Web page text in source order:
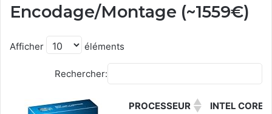
Encodage/Montage (~1559€)
Afficher éléments
Rechercher:
PROCESSEUR
INTEL CORE